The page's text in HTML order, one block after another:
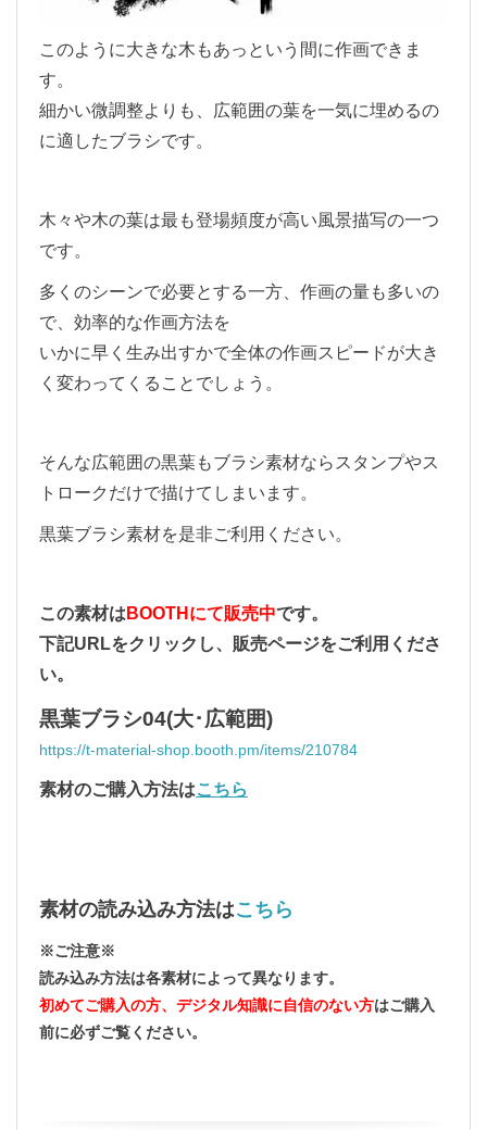
このように大きな木もあっという間に作画できま
す。
細かい微調整よりも、広範囲の葉を一気に埋めるの
に適したブラシです。
木々や木の葉は最も登場頻度が高い風景描写の一つ
です。
多くのシーンで必要とする一方、作画の量も多いの
で、効率的な作画方法を
いかに早く生み出すかで全体の作画スピードが大き
く変わってくることでしょう。
そんな広範囲の黒葉もブラシ素材ならスタンプやス
トロークだけで描けてしまいます。
黒葉ブラシ素材を是非ご利用ください。
この素材は BOOTHにて販売中です。
下記URLをクリックし、販売ページをご利用くださ
い。
黒葉ブラシ04(大･広範囲)
https://t-material-shop.booth.pm/items/210784
素材のご購入方法はこちら
素材の読み込み方法はこちら
※ご注意※
読み込み方法は各素材によって異なります。
初めてご購入の方、デジタル知識に自信のない方はご購入
前に必ずご覧ください。